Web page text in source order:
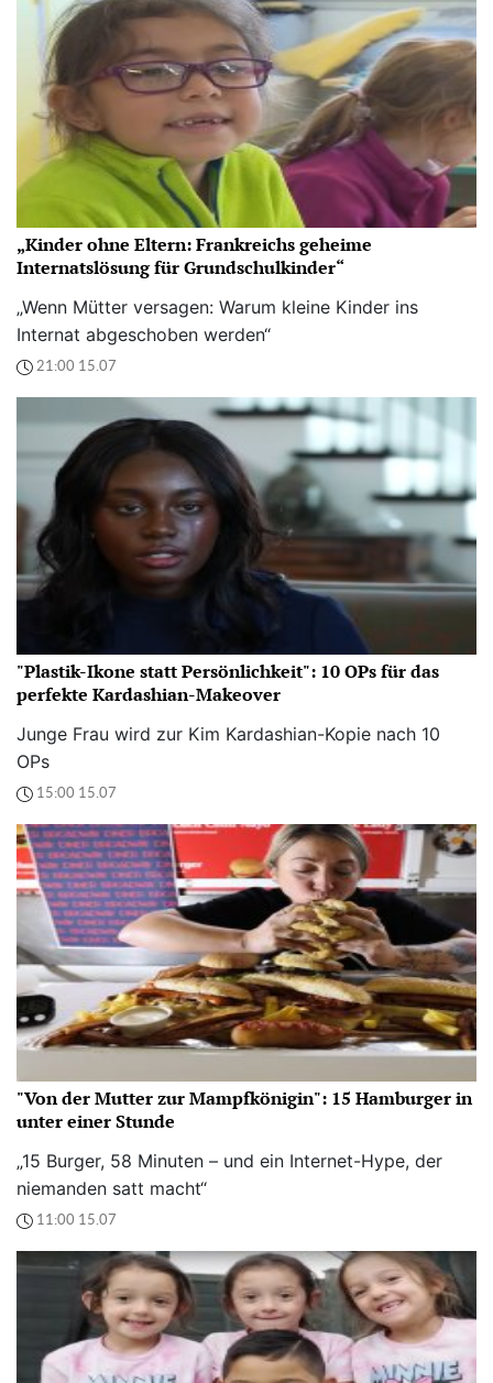
„Kinder ohne Eltern: Frankreichs geheime
Internatslösung für Grundschulkinder“
„Wenn Mütter versagen: Warum kleine Kinder ins
Internat abgeschoben werden“
21:00 15.07
"Plastik-Ikone statt Persönlichkeit": 10 OPs für das
perfekte Kardashian-Makeover
Junge Frau wird zur Kim Kardashian-Kopie nach 10
OPs
15:00 15.07
"Von der Mutter zur Mampfkönigin": 15 Hamburger in
unter einer Stunde
„15 Burger, 58 Minuten – und ein Internet-Hype, der
niemanden satt macht“
11:00 15.07